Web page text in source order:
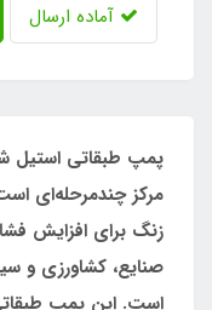
آماده ارسال
مرکز چندمرحله‌ای
زنگ برای افزایش
صنایع، کشاورزی و
است. این پمپ طبقاتی